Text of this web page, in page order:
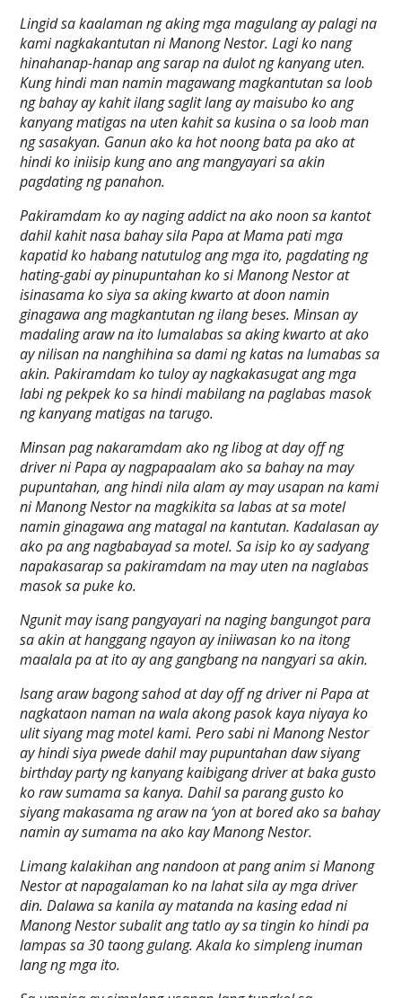
Lingid sa kaalaman ng aking mga magulang ay palagi na
kami nagkakantutan ni Manong Nestor. Lagi ko nang
hinahanap-hanap ang sarap na dulot ng kanyang uten.
Kung hindi man namin magawang magkantutan sa loob
ng bahay ay kahit ilang saglit lang ay maisubo ko ang
kanyang matigas na uten kahit sa kusina o sa loob man
ng sasakyan. Ganun ako ka hot noong bata pa ako at
hindi ko iniisip kung ano ang mangyayari sa akin
pagdating ng panahon.
Pakiramdam ko ay naging addict na ako noon sa kantot
dahil kahit nasa bahay sila Papa at Mama pati mga
kapatid ko habang natutulog ang mga ito, pagdating ng
hating-gabi ay pinupuntahan ko si Manong Nestor at
isinasama ko siya sa aking kwarto at doon namin
ginagawa ang magkantutan ng ilang beses. Minsan ay
madaling araw na ito lumalabas sa aking kwarto at ako
ay nilisan na nanghihina sa dami ng katas na lumabas sa
akin. Pakiramdam ko tuloy ay nagkakasugat ang mga
labi ng pekpek ko sa hindi mabilang na paglabas masok
ng kanyang matigas na tarugo.
Minsan pag nakaramdam ako ng libog at day off ng
driver ni Papa ay nagpapaalam ako sa bahay na may
pupuntahan, ang hindi nila alam ay may usapan na kami
ni Manong Nestor na magkikita sa labas at sa motel
namin ginagawa ang matagal na kantutan. Kadalasan ay
ako pa ang nagbabayad sa motel. Sa isip ko ay sadyang
napakasarap sa pakiramdam na may uten na naglabas
masok sa puke ko.
Ngunit may isang pangyayari na naging bangungot para
sa akin at hanggang ngayon ay iniiwasan ko na itong
maalala pa at ito ay ang gangbang na nangyari sa akin.
Isang araw bagong sahod at day off ng driver ni Papa at
nagkataon naman na wala akong pasok kaya niyaya ko
ulit siyang mag motel kami. Pero sabi ni Manong Nestor
ay hindi siya pwede dahil may pupuntahan daw siyang
birthday party ng kanyang kaibigang driver at baka gusto
ko raw sumama sa kanya. Dahil sa parang gusto ko
siyang makasama ng araw na ‘yon at bored ako sa bahay
namin ay sumama na ako kay Manong Nestor.
Limang kalakihan ang nandoon at pang anim si Manong
Nestor at napagalaman ko na lahat sila ay mga driver
din. Dalawa sa kanila ay matanda na kasing edad ni
Manong Nestor subalit ang tatlo ay sa tingin ko hindi pa
lampas sa 30 taong gulang. Akala ko simpleng inuman
lang ng mga ito.